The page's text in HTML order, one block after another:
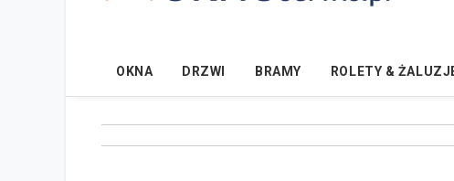
OKNA DRZWI BRAMY ROLETY &